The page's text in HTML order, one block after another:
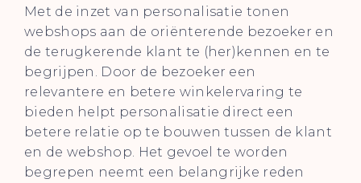
Met de inzet van personalisatie tonen
webshops aan de oriënterende bezoeker en
de terugkerende klant te (her)kennen en te
begrijpen. Door de bezoeker een
relevantere en betere winkelervaring te
bieden helpt personalisatie direct een
betere relatie op te bouwen tussen de klant
en de webshop. Het gevoel te worden
begrepen neemt een belangrijke reden